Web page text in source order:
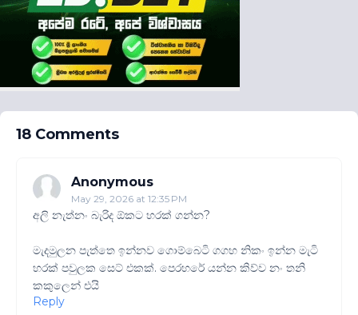
18 Comments
Anonymous
May 29, 2026 at 12:35 PM
අලි නැත්නං බැරිද ඕකට හරක් ගන්න?
මැදමුලන පැත්තෙ ඉන්නව ගොම්බෙටි ගගහ නිකං ඉන්න මැටි
හරක් පවුලක සෙට් එකක්. පෙරහරේ යන්න කිව්ව නං තනි
කකුලෙන් එයි
Reply